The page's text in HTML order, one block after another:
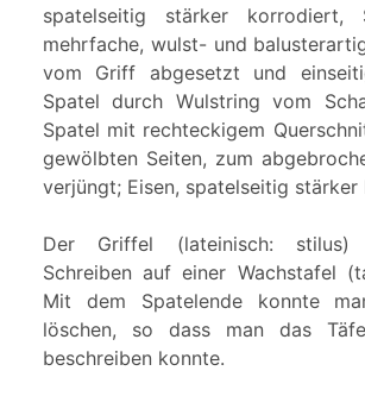
spatelseitig stärker korrodiert,
mehrfache, wulst- und
vom Griff abgesetzt und
Spatel durch Wulstring vom
Spatel mit rechteckigem
gewölbten Seiten, zum
verjüngt; Eisen, spatelseitig
Der Griffel (lateinisch:
Schreiben auf einer Wachstafel
Mit dem Spatelende konnte
löschen, so dass man das
beschreiben konnte.